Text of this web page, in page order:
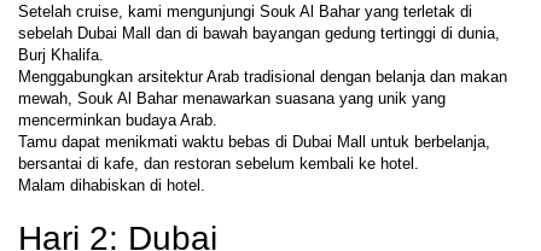
Setelah cruise, kami mengunjungi Souk Al Bahar yang terletak di
sebelah Dubai Mall dan di bawah bayangan gedung tertinggi di dunia,
Burj Khalifa.
Menggabungkan arsitektur Arab tradisional dengan belanja dan makan
mewah, Souk Al Bahar menawarkan suasana yang unik yang
mencerminkan budaya Arab.
Tamu dapat menikmati waktu bebas di Dubai Mall untuk berbelanja,
bersantai di kafe, dan restoran sebelum kembali ke hotel.
Malam dihabiskan di hotel.
Hari 2: Dubai